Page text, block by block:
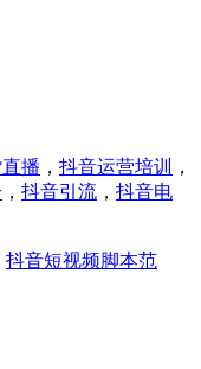
播 ， 抖音运营培训
，
， 抖音引流 ， 抖音电
抖音短视频脚本范